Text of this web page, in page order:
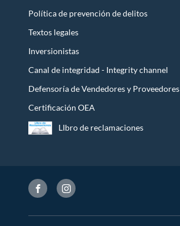
Política de prevención de delitos
Textos legales
Inversionistas
Canal de integridad - Integrity channel
Defensoría de Vendedores y Proveedores
Certificación OEA
LIbro de reclamaciones